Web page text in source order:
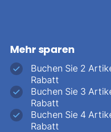
Mehr sparen
Buchen Sie 2
Rabatt
Buchen Sie 3
Rabatt
Buchen Sie 4
Rabatt